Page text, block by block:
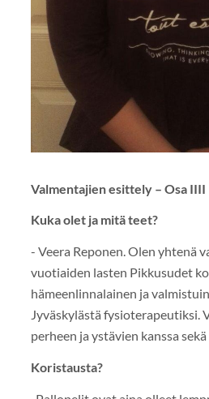
Valmentajien esittely – Osa IIII
Kuka olet ja mitä teet?
- Veera Reponen. Olen yhtenä
vuotiaiden lasten Pikkusudet
hämeenlinnalainen ja
Jyväskylästä fysioterapeutiksi.
perheen ja ystävien kanssa
Koristausta?